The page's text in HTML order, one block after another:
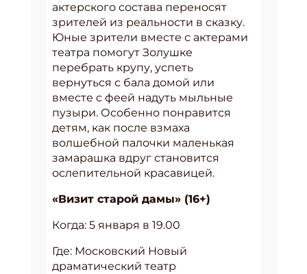
актерского состава переносят
зрителей из реальности в сказку.
Юные зрители вместе с актерами
театра помогут Золушке
перебрать крупу, успеть
вернуться с бала домой или
вместе с феей надуть мыльные
пузыри. Особенно понравится
детям, как после взмаха
волшебной палочки маленькая
замарашка вдруг становится
ослепительной красавицей.
«Визит старой дамы» (16+)
Когда: 5 января в 19.00
Где: Московский Новый
драматический театр